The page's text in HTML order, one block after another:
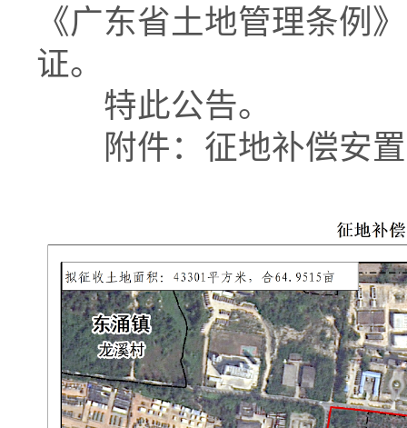
《广东省土地管理条例
证。
特此公告。
附件：征地补偿安置